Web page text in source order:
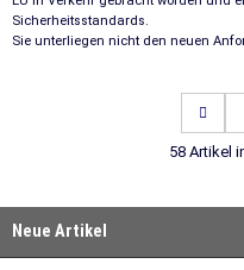
Sicherheitsstandards.
Sie unterliegen nicht den neuen
58 Artikel
Neue Artikel